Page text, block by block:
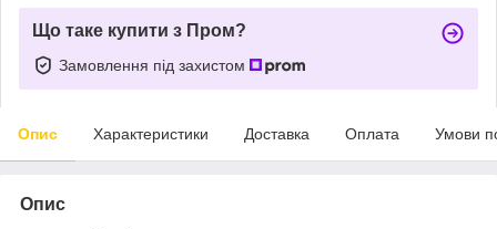
Що таке купити з Пром?
Замовлення під захистом
Опис Характеристики Доставка Оплата Умови
Опис